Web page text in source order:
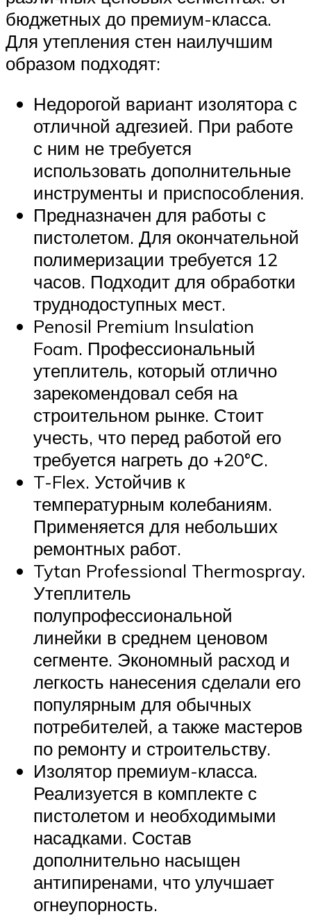
бюджетных до премиум-класса.
Для утепления стен наилучшим
образом подходят:
Недорогой вариант изолятора с
отличной адгезией. При работе
с ним не требуется
использовать дополнительные
инструменты и приспособления.
Предназначен для работы с
пистолетом. Для окончательной
полимеризации требуется 12
часов. Подходит для обработки
труднодоступных мест.
Penosil Premium Insulation
Foam. Профессиональный
утеплитель, который отлично
зарекомендовал себя на
строительном рынке. Стоит
учесть, что перед работой его
требуется нагреть до +20°С.
T-Flex. Устойчив к
температурным колебаниям.
Применяется для небольших
ремонтных работ.
Tytan Professional Thermospray.
Утеплитель
полупрофессиональной
линейки в среднем ценовом
сегменте. Экономный расход и
легкость нанесения сделали его
популярным для обычных
потребителей, а также мастеров
по ремонту и строительству.
Изолятор премиум-класса.
Реализуется в комплекте с
пистолетом и необходимыми
насадками. Состав
дополнительно насыщен
антипиренами, что улучшает
огнеупорность.